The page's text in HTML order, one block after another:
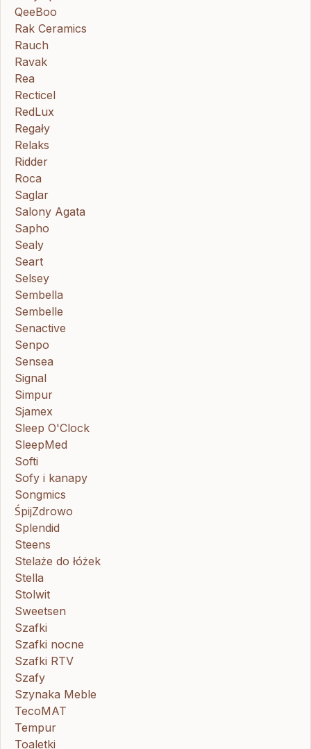
QeeBoo
Rak Ceramics
Rauch
Ravak
Rea
Recticel
RedLux
Regały
Relaks
Ridder
Roca
Saglar
Salony Agata
Sapho
Sealy
Seart
Selsey
Sembella
Sembelle
Senactive
Senpo
Sensea
Signal
Simpur
Sjamex
Sleep O'Clock
SleepMed
Softi
Sofy i kanapy
Songmics
ŚpijZdrowo
Splendid
Steens
Stelaże do łóżek
Stella
Stolwit
Sweetsen
Szafki
Szafki nocne
Szafki RTV
Szafy
Szynaka Meble
TecoMAT
Tempur
Toaletki